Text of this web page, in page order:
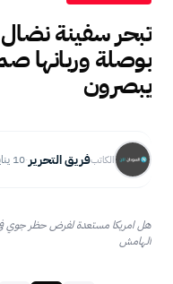
تبحر سفينة
بوصلة وربانها
يبصرون
الكاتبفريق التحرير·10 يناير 2017 · 15:59
الهامش